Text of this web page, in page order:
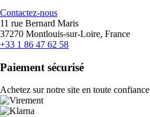
Contactez-nous
11 rue Bernard Maris
37270 Montlouis-sur-Loire, France
+33 1 86 47 62 58
Paiement sécurisé
Achetez sur notre site en toute confiance